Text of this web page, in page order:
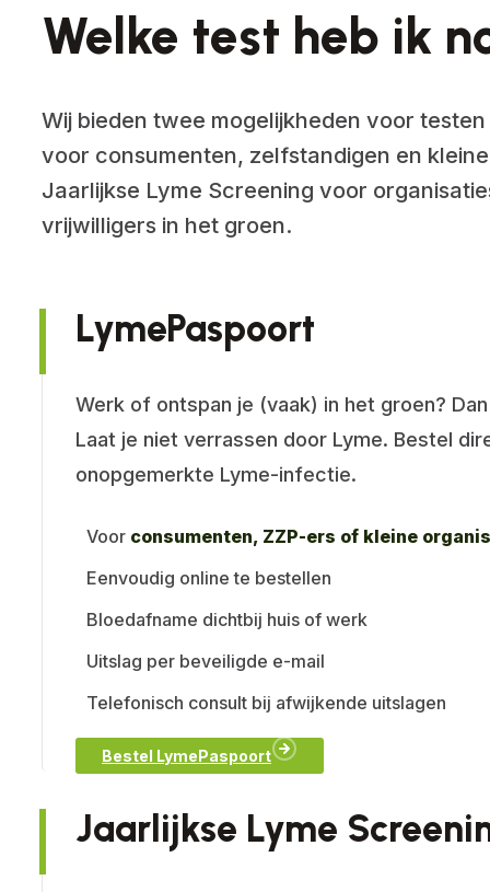
Welke test heb ik
Wij bieden twee mogelijkheden voor
voor consumenten, zelfstandigen en
Jaarlijkse Lyme Screening voor
vrijwilligers in het groen.
LymePaspoort
Werk of ontspan je (vaak) in het groen?
Laat je niet verrassen door Lyme. Bestel
onopgemerkte Lyme-infectie.
Voor consumenten, ZZP-ers of kleine
Eenvoudig online te bestellen
Bloedafname dichtbij huis of werk
Uitslag per beveiligde e-mail
Telefonisch consult bij afwijkende uitslagen
Bestel LymePaspoort
Jaarlijkse Lyme